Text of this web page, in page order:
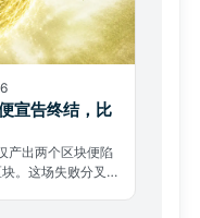
宣告终结，比
产出两个区块便陷
。这场失败分叉背